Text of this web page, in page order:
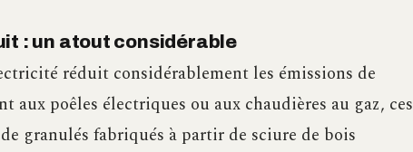
: un atout considérable
réduit considérablement les émissions de
aux poêles électriques ou aux chaudières au gaz, ces
granulés fabriqués à partir de sciure de bois